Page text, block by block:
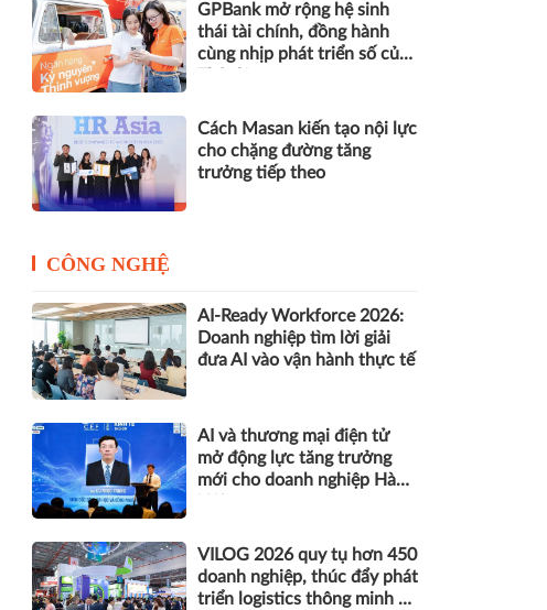
GPBank mở rộng hệ sinh
thái tài chính, đồng hành
cùng nhịp phát triển số của
Cách Masan kiến tạo nội lực
cho chặng đường tăng
trưởng tiếp theo
CÔNG NGHỆ
AI-Ready Workforce 2026:
Doanh nghiệp tìm lời giải
đưa AI vào vận hành thực tế
AI và thương mại điện tử
mở động lực tăng trưởng
mới cho doanh nghiệp Hà
VILOG 2026 quy tụ hơn 450
doanh nghiệp, thúc đẩy phát
triển logistics thông minh và